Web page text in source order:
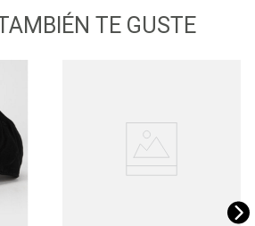
TE GUSTE